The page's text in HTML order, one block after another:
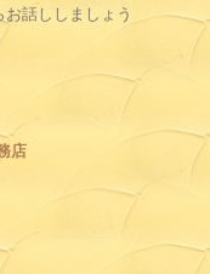
話ししましょう
店